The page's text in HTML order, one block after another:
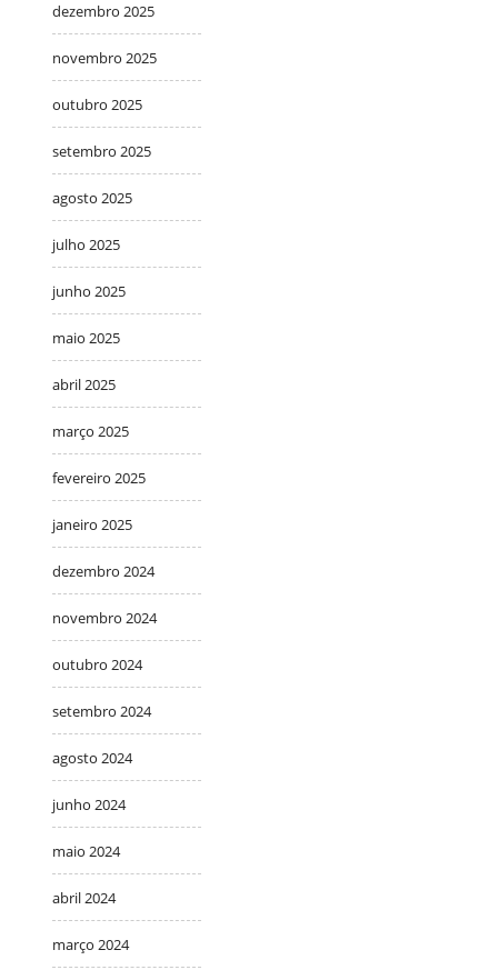
dezembro 2025
novembro 2025
outubro 2025
setembro 2025
agosto 2025
julho 2025
junho 2025
maio 2025
abril 2025
março 2025
fevereiro 2025
janeiro 2025
dezembro 2024
novembro 2024
outubro 2024
setembro 2024
agosto 2024
junho 2024
maio 2024
abril 2024
março 2024